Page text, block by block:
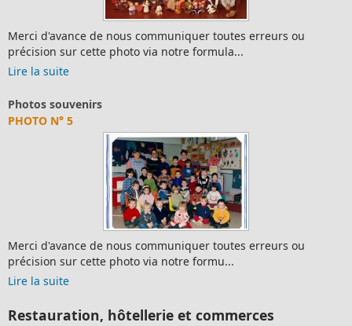
toutes erreurs ou
formula...
toutes erreurs ou
formu...
Merci d'avance de nous
précision sur cette photo
Merci d'avance de nous
précision sur cette photo
Restauration, hôtellerie et commerces